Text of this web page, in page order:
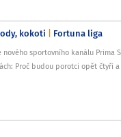
kokoti Fortuna liga
sportovního kanálu Prima
Proč budou porotci opět čtyři